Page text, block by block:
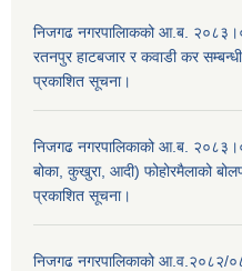
निजगढ नगरपालिाकको आ.ब.
रतनपुर हाटबजार र कवाडी कर
प्रकाशित सूचना।
निजगढ नगरपालिकाको आ.ब.
बोका, कुखुरा, आदी) फोहोरमैलाको
प्रकाशित सूचना।
निजगढ नगरपालिकाको आ.व.२०८२/